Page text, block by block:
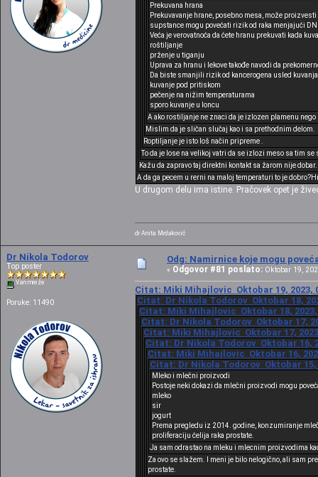
Prekuvana hrana
Prekuvavanje hrane, posebno mesa, može
supstance mogu povećati rizik od raka menjajući
Veća je verovatnoća da ćete hranu prekuvati kada
roštiljanje
prženje u tiganju
Uprava za hranu i lekove takođe navodi da
Da biste smanjili rizik od kancerogena usled
kuvanje pod pritiskom
pečenje na nižim temperaturama
sporo kuvanje u loncu
A ako rostiljanje ne znaci da je izlozen plamenu nego
Mislim da je sličan slučaj kao i sa prethodnim delom.
Roptiljanje je isto loš način pripreme .
To da je lose na velikoj vatri da se izlozi meso sa tim se
Kažu da zapravo taj direktni kontakt sa žarom nije
A da ga pecem u rerni na maloj temperaturi to je
U drugom delu ima istine. Pračovek opet je
dr Anita Mrdaković
Dr Nikola Todorov
Top poster
Van mreže
Poruke: 11490
Odg: Namirnice koje mogu
« Odgovor #81 poslato: Oktobar 19,
Citat: Miki Mihajlovic Oktobar 19, 2023,
Citat: Dr Nikola Todorov Oktobar 18,
Citat: Miki Mihajlovic Oktobar 18, 2023,
Citat: Dr Nikola Todorov Oktobar 17,
Citat: Miki Mihajlovic Oktobar 17,
Citat: Dr Nikola Todorov Oktobar 16,
Citat: Miki Mihajlovic Oktobar 16,
Citat: Dr Nikola Todorov Oktobar 15,
Mleko i mlečni proizvodi
Postoje neki dokazi da mlečni proizvodi mogu
mleko
sir
jogurt
Prema pregledu iz 2014. godine, konzumiranje
proliferaciju ćelija raka prostate.
Ja sam odrastao na mleku i mlecnim proizvodima
Za ovo se slažem. I meni je bilo nelogično, ali sam
prostate.